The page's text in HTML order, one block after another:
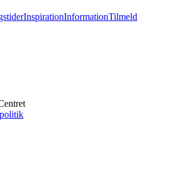
InspirationInformationTilmeld